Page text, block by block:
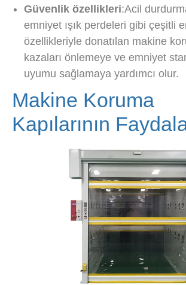
Güvenlik özellikleri:Acil
emniyet ışık perdeleri gibi çeşitli
özellikleriyle donatılan makine
kazaları önlemeye ve emniyet
uyumu sağlamaya yardımcı olur.
Makine Koruma
Kapılarının